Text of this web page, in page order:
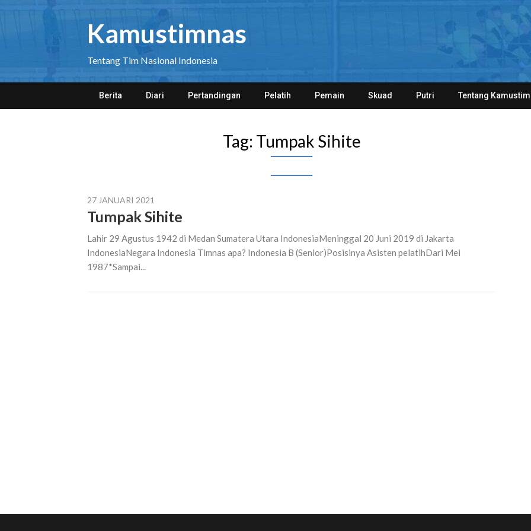
Kamustimnas
Tentang Tim Nasional Indonesia
Berita Diari Pertandingan Pelatih Pemain Skuad Putri Tentang
Tag: Tumpak Sihite
27 JANUARI 2021
Tumpak Sihite
Lahir 29 Agustus 1942 di Medan Sumatera Utara IndonesiaMeninggal 20 Juni 2019 di Jakarta
IndonesiaNegara Indonesia Timnas apa? Indonesia B (Senior)Posisinya Asisten pelatihDari Mei
1987*Sampai...